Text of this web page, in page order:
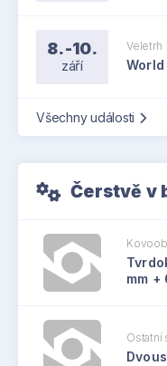
8.-10.
září
Veletrh
Všechny události
Čerstvě v
mm +
Ostatní